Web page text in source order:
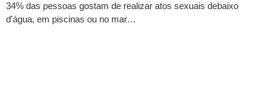
34% das pessoas gostam de realizar atos sexuais debaixo
d'água, em piscinas ou no mar…